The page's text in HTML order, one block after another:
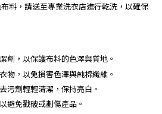
料，請送至專業洗衣店進行乾洗，以確保
劑，以保護布料的色澤與質地。
物，以免損害色澤與純棉纖維。
污劑輕輕清潔，保持亮白。
避免戳破或劃傷產品。